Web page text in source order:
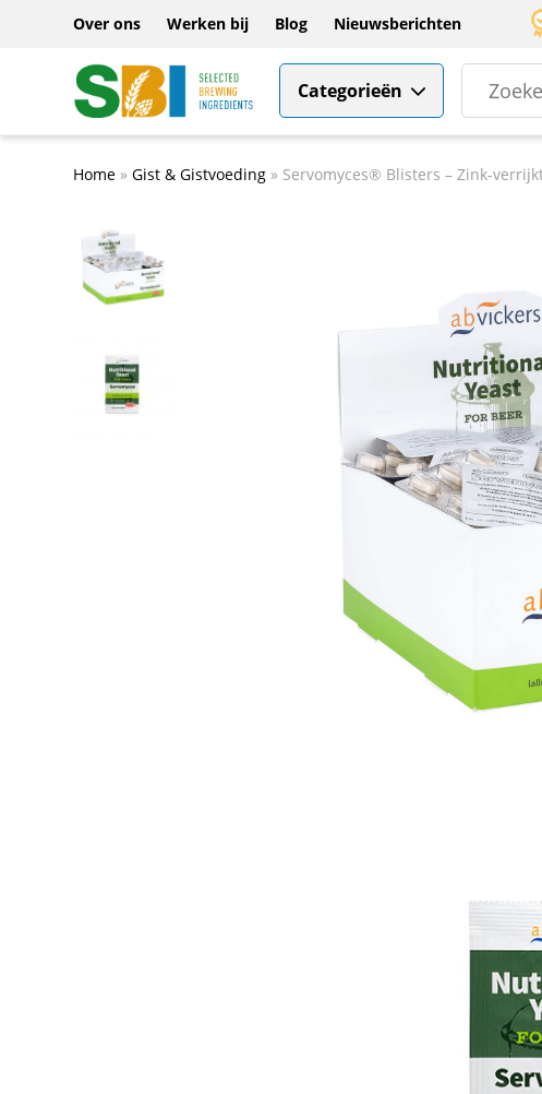
Over ons Werken bij Blog Nieuwsberichten
Categorieën
Home » Gist & Gistvoeding » Servomyces® Blisters – Zink-